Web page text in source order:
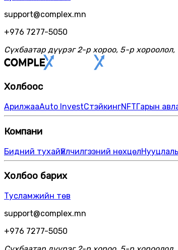
support@complex.mn
+976 7277-5050
Сүхбаатар дүүрэг 2-р хороо, 5-р хороолол,
Холбоос
АрилжааAuto InvestСтэйкингNFTГарын
Компани
Бидний тухайҮйлчилгээний нөхцөл
Холбоо барих
Тусламжийн төв
support@complex.mn
+976 7277-5050